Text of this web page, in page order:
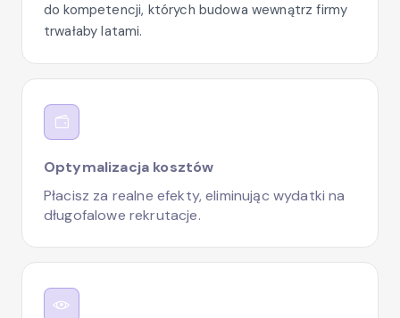
do kompetencji, których budowa wewnątrz firmy
trwałaby latami.
Optymalizacja kosztów
Płacisz za realne efekty, eliminując wydatki na
długofalowe rekrutacje.